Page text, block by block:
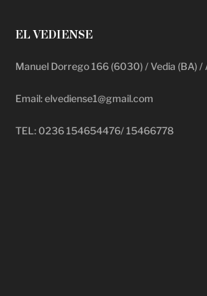
EL VEDIENSE
Manuel Dorrego 166 (6030) / Vedia (BA) /
Email: elvediense1@gmail.com
TEL: 0236 154654476/ 15466778